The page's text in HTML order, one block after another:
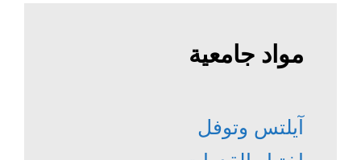
مواد جامعية
آيلتس وتوفل